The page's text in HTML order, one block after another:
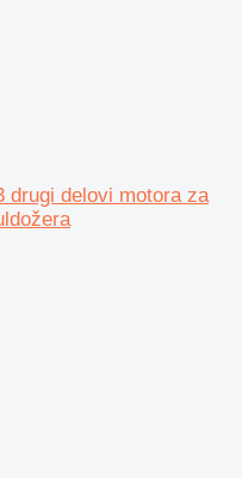
drugi delovi motora za